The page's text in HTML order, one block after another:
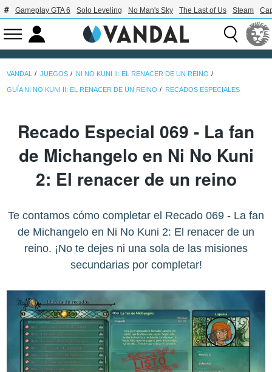
Gameplay GTA 6 Solo Leveling No Man's Sky The Last of Us Steam
VANDAL JUEGOS NI NO KUNI II: EL RENACER DE UN REINO
GUÍA NI NO KUNI II: EL RENACER DE UN REINO RECADOS ESPECIALES
Recado Especial 069 - La fan
de Michangelo en Ni No Kuni
2: El renacer de un reino
Te contamos cómo completar el Recado 069 - La fan
de Michangelo en Ni No Kuni 2: El renacer de un
reino. ¡No te dejes ni una sola de las misiones
secundarias por completar!